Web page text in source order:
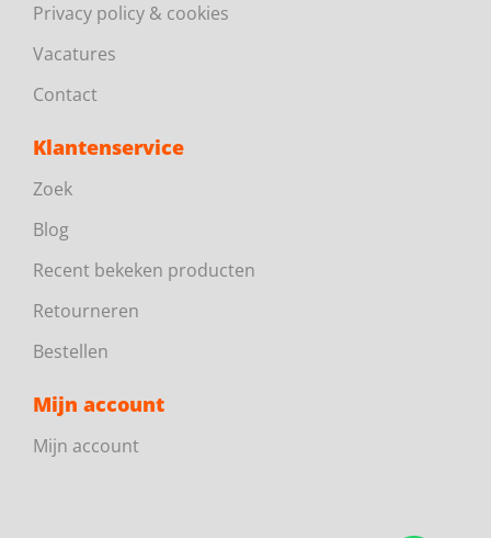
Privacy policy & cookies
Vacatures
Contact
Klantenservice
Zoek
Blog
Recent bekeken producten
Retourneren
Bestellen
Mijn account
Mijn account